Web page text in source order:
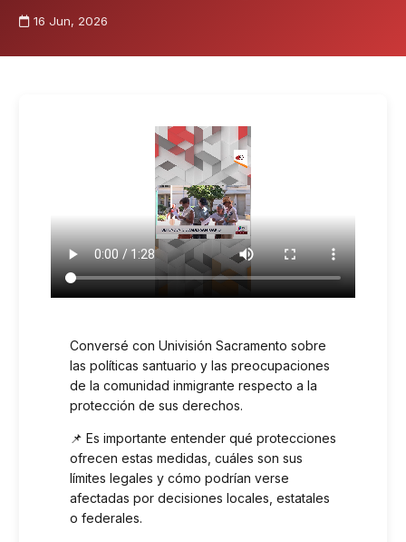
16 Jun, 2026
Conversé con Univisión Sacramento sobre
las políticas santuario y las preocupaciones
de la comunidad inmigrante respecto a la
protección de sus derechos.
📌 Es importante entender qué protecciones
ofrecen estas medidas, cuáles son sus
límites legales y cómo podrían verse
afectadas por decisiones locales, estatales
o federales.